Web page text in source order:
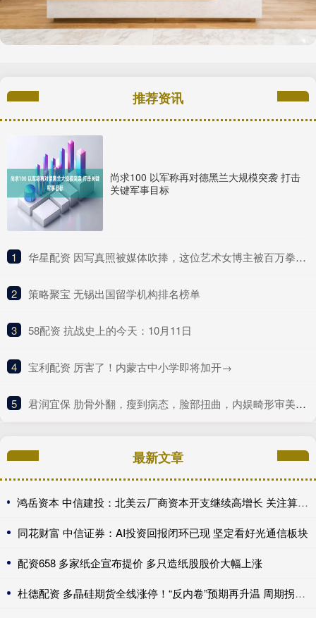
推荐资讯
尚求100 以军称再对德黑兰大规模突袭 打击
关键军事目标
1 ​华星配资 因写真照被媒体吹捧，这位艺术女博主被百万拳迷称为UFC传奇？
2 ​策略聚宝 无锡出国留学机构排名榜单
3 ​58配资 抗战史上的今天：10月11日
4 ​宝利配资 厉害了！内蒙古中小学即将加开→
5 ​君润宜保 肋骨外翻，瘦到病态，脸部扭曲，内娱畸形审美什么时候是个头
最新文章
鸿岳资本 中信建投：北美云厂商资本开支继续高增长 关注算力超跌与高股息标的
同花财富 中信证券：AI投资回报闭环已现 坚定看好光通信板块
配资658 多家纸企宣布提价 多只造纸股股价大幅上涨
杜德配资 多晶硅期货全线涨停！“反内卷”预期再升温 周期拐点来了？